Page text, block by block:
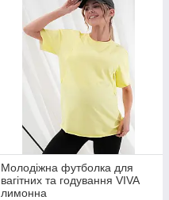
Молодіжна футболка для
вагітних та годування VIVA
лимонна